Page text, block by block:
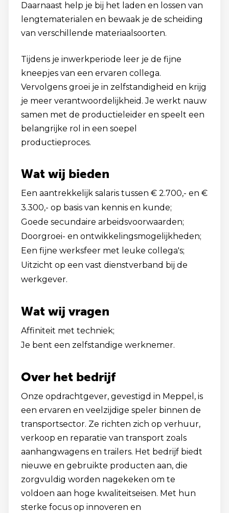
Daarnaast help je bij het laden en lossen van
lengtematerialen en bewaak je de scheiding
van verschillende materiaalsoorten.
Tijdens je inwerkperiode leer je de fijne
kneepjes van een ervaren collega.
Vervolgens groei je in zelfstandigheid en krijg
je meer verantwoordelijkheid. Je werkt nauw
samen met de productieleider en speelt een
belangrijke rol in een soepel
productieproces.
Wat wij bieden
Een aantrekkelijk salaris tussen € 2.700,- en €
3.300,- op basis van kennis en kunde;
Goede secundaire arbeidsvoorwaarden;
Doorgroei- en ontwikkelingsmogelijkheden;
Een fijne werksfeer met leuke collega's;
Uitzicht op een vast dienstverband bij de
werkgever.
Wat wij vragen
Affiniteit met techniek;
Je bent een zelfstandige werknemer.
Over het bedrijf
Onze opdrachtgever, gevestigd in Meppel, is
een ervaren en veelzijdige speler binnen de
transportsector. Ze richten zich op verhuur,
verkoop en reparatie van transport zoals
aanhangwagens en trailers. Het bedrijf biedt
nieuwe en gebruikte producten aan, die
zorgvuldig worden nagekeken om te
voldoen aan hoge kwaliteitseisen. Met hun
sterke focus op innoveren en